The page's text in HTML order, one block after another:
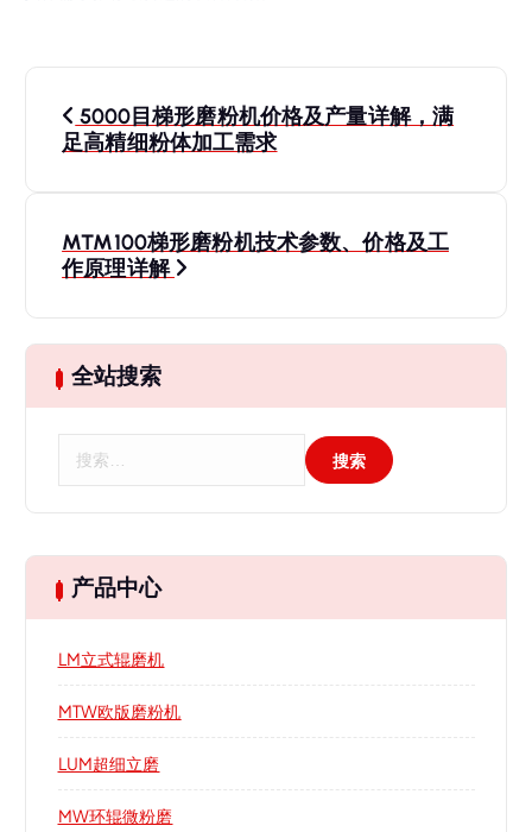
文
章
航
5000目梯形磨粉机价格及产量详解，满
足高精细粉体加工需求
MTM100梯形磨粉机技术参数、价格及工
作原理详解
全站搜索
产品中心
LM立式辊磨机
MTW欧版磨粉机
LUM超细立磨
MW环辊微粉磨